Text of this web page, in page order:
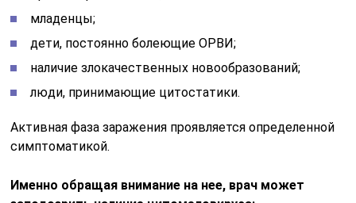
младенцы;
дети, постоянно болеющие ОРВИ;
наличие злокачественных новообразований;
люди, принимающие цитостатики.
Активная фаза заражения проявляется определенной
симптоматикой.
Именно обращая внимание на нее, врач может